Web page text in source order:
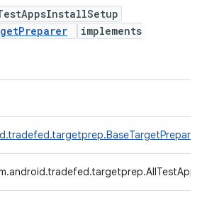
implements